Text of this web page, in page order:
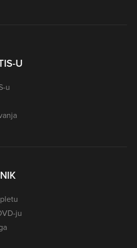
U
u
ju